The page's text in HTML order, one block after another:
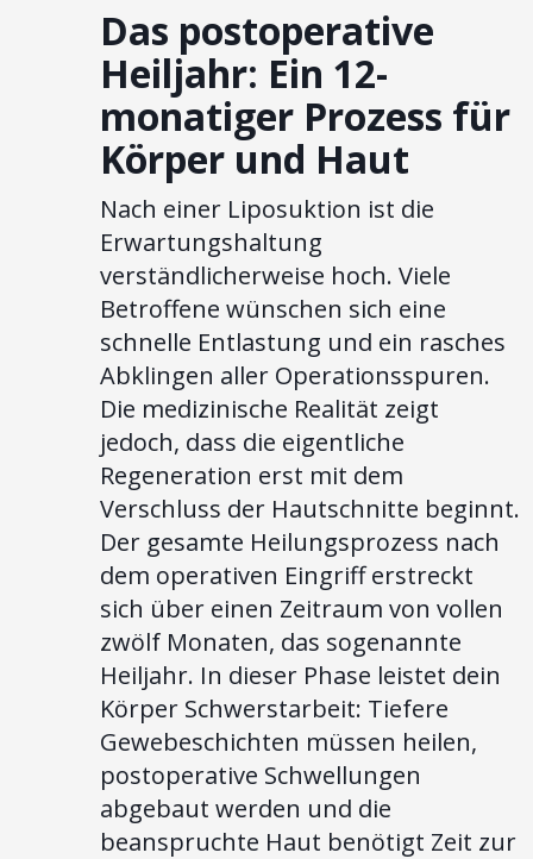
Das postoperative
Heiljahr: Ein 12-
monatiger Prozess für
Körper und Haut
Nach einer Liposuktion ist die
Erwartungshaltung
verständlicherweise hoch. Viele
Betroffene wünschen sich eine
schnelle Entlastung und ein rasches
Abklingen aller Operationsspuren.
Die medizinische Realität zeigt
jedoch, dass die eigentliche
Regeneration erst mit dem
Verschluss der Hautschnitte beginnt.
Der gesamte Heilungsprozess nach
dem operativen Eingriff erstreckt
sich über einen Zeitraum von vollen
zwölf Monaten, das sogenannte
Heiljahr. In dieser Phase leistet dein
Körper Schwerstarbeit: Tiefere
Gewebeschichten müssen heilen,
postoperative Schwellungen
abgebaut werden und die
beanspruchte Haut benötigt Zeit zur